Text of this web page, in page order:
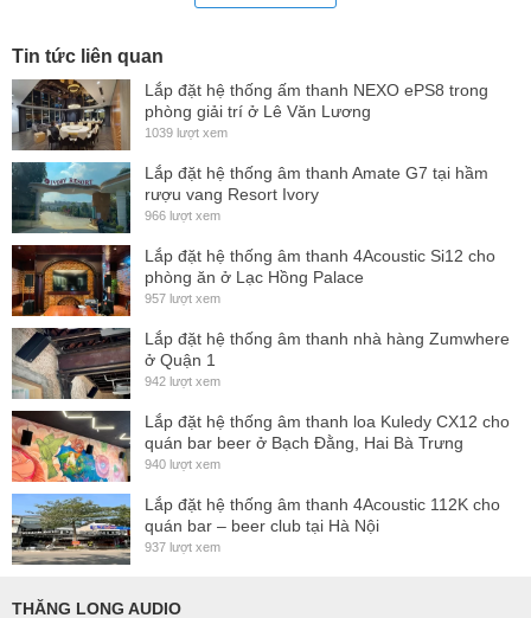
xuống, do đó, nên ưu tiên chọn các vật liệu bền và rắn chắc.
Bên cạnh đó, khối lượng phải đủ nặng để giữ thăng
bằng cho khối loa ở bên trên.
Tin tức liên quan
Lắp đặt hệ thống ấm thanh NEXO ePS8 trong
phòng giải trí ở Lê Văn Lương
1039 lượt xem
Lắp đặt hệ thống âm thanh Amate G7 tại hầm
rượu vang Resort Ivory
966 lượt xem
Lắp đặt hệ thống âm thanh 4Acoustic Si12 cho
phòng ăn ở Lạc Hồng Palace
957 lượt xem
Lắp đặt hệ thống âm thanh nhà hàng Zumwhere
ở Quận 1
942 lượt xem
Lắp đặt hệ thống âm thanh loa Kuledy CX12 cho
quán bar beer ở Bạch Đằng, Hai Bà Trưng
940 lượt xem
Lắp đặt hệ thống âm thanh 4Acoustic 112K cho
quán bar – beer club tại Hà Nội
937 lượt xem
THĂNG LONG AUDIO